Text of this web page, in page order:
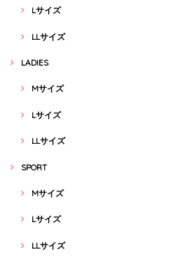
Lサイズ
LLサイズ
LADIES
Mサイズ
Lサイズ
LLサイズ
SPORT
Mサイズ
Lサイズ
LLサイズ